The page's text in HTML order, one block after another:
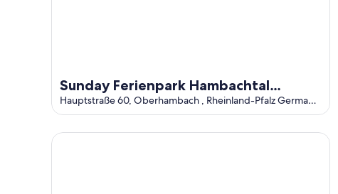
Sunday Ferienpark Hambachtal
Oberhambach
Hauptstraße 60, Oberhambach , Rheinland-Pfalz Germany
55765, Frankfurt Am Main Oberhambach OVHDE
Cosy Stay at Hambachtal Holiday Park